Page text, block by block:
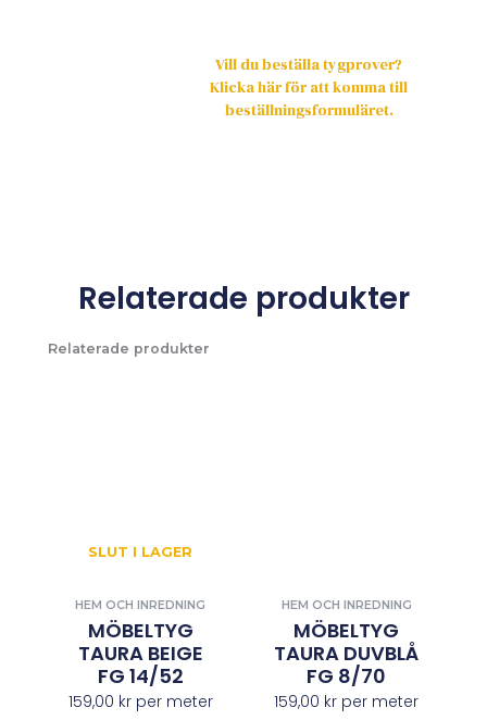
Vill du beställa tygprover?
Klicka här för att komma till
beställningsformuläret.
Relaterade produkter
Relaterade produkter
SLUT I LAGER
HEM OCH INREDNING
MÖBELTYG
TAURA BEIGE
FG 14/52
159,00 krper meter
HEM OCH INREDNING
MÖBELTYG
TAURA DUVBLÅ
FG 8/70
159,00 kr per meter